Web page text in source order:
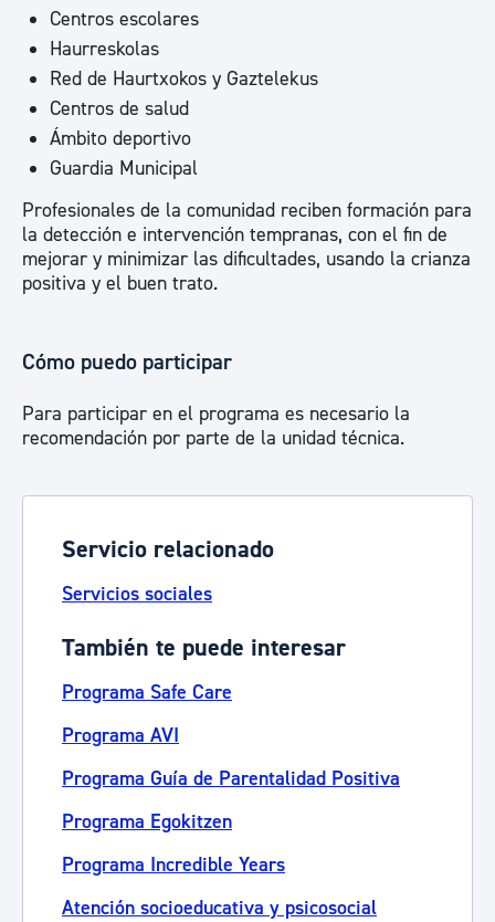
Centros escolares
Haurreskolas
Red de Haurtxokos y Gaztelekus
Centros de salud
Ámbito deportivo
Guardia Municipal
Profesionales de la comunidad reciben formación para
la detección e intervención tempranas, con el fin de
mejorar y minimizar las dificultades, usando la crianza
positiva y el buen trato.
Cómo puedo participar
Para participar en el programa es necesario la
recomendación por parte de la unidad técnica.
Servicio relacionado
Servicios sociales
También te puede interesar
Programa Safe Care
Programa AVI
Programa Guía de Parentalidad Positiva
Programa Egokitzen
Programa Incredible Years
Atención socioeducativa y psicosocial